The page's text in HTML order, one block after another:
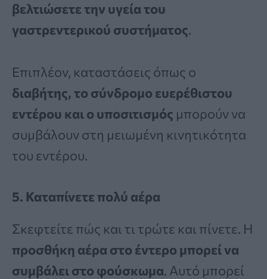
βελτιώσετε την υγεία του
γαστρεντερικού συστήματος.
Επιπλέον, καταστάσεις όπως ο
διαβήτης, το σύνδρομο ευερέθιστου
εντέρου και ο υποσιτισμός μπορούν να
συμβάλουν στη μειωμένη κινητικότητα
του εντέρου.
5. Καταπίνετε πολύ αέρα
Σκεφτείτε πώς και τι τρώτε και πίνετε. Η
προσθήκη αέρα στο έντερο μπορεί να
συμβάλει στο φούσκωμα. Αυτό μπορεί